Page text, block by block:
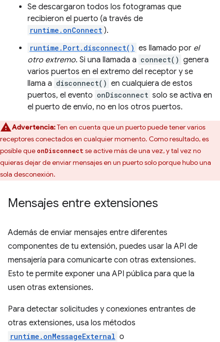
Se descargaron todos los fotogramas que
recibieron el puerto (a través de
runtime.onConnect ).
runtime.Port.disconnect() es llamado por el
otro extremo. Si una llamada a connect() genera
varios puertos en el extremo del receptor y se
llama a disconnect() en cualquiera de estos
puertos, el evento onDisconnect solo se activa en
el puerto de envío, no en los otros puertos.
Advertencia:Ten en cuenta que un puerto puede tener varios
receptores conectados en cualquier momento. Como resultado, es
posible que onDisconnect se active más de una vez, y tal vez no
quieras dejar de enviar mensajes en un puerto solo porque hubo una
sola desconexión.
Mensajes entre extensiones
Además de enviar mensajes entre diferentes
componentes de tu extensión, puedes usar la API de
mensajería para comunicarte con otras extensiones.
Esto te permite exponer una API pública para que la
usen otras extensiones.
Para detectar solicitudes y conexiones entrantes de
otras extensiones, usa los métodos
runtime.onMessageExternal o